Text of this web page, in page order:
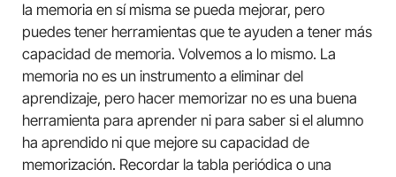
la memoria en sí misma se pueda mejorar, pero
puedes tener herramientas que te ayuden a tener más
capacidad de memoria. Volvemos a lo mismo. La
memoria no es un instrumento a eliminar del
aprendizaje, pero hacer memorizar no es una buena
herramienta para aprender ni para saber si el alumno
ha aprendido ni que mejore su capacidad de
memorización. Recordar la tabla periódica o una